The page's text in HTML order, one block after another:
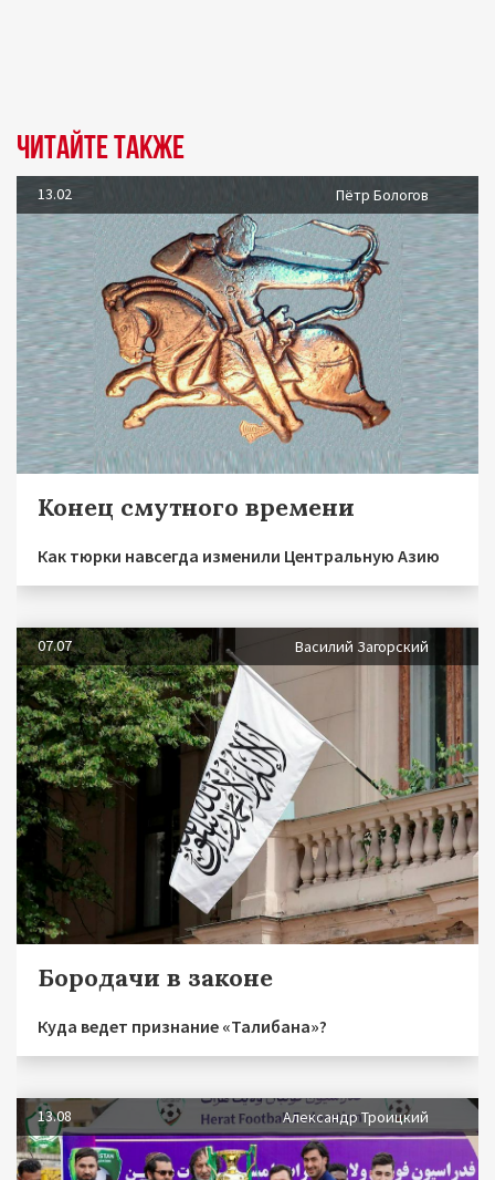
Читайте также
13.02 Пётр Бологов
Конец смутного времени
Как тюрки навсегда изменили Центральную Азию
07.07 Василий Загорский
Бородачи в законе
Куда ведет признание «Талибана»?
13.08 Александр Троицкий